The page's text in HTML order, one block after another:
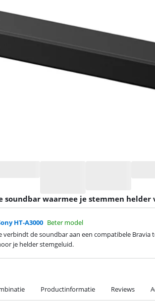
soundbar waarmee je stemmen helder
HT-A3000 Beter model
verbindt de soundbar aan een compatibele
je helder stemgeluid.
Productinformatie Reviews